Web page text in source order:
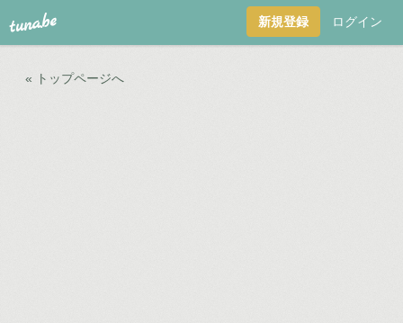
tuna.be 新規登録 ログイン
« トップページへ